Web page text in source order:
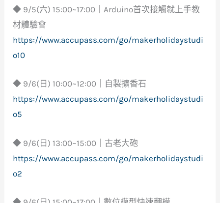
◆ 9/5(六) 15:00~17:00｜Arduino首次接觸就上手教
材體驗會
https://www.accupass.com/go/makerholidaystudi
o10
◆ 9/6(日) 10:00~12:00｜自製擴香石
https://www.accupass.com/go/makerholidaystudi
o5
◆ 9/6(日) 13:00~15:00｜古老大砲
https://www.accupass.com/go/makerholidaystudi
o2